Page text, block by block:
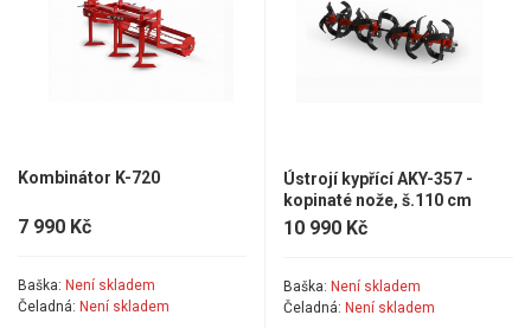
Vertikutátory
Kultivátory
Vysavače a foukače
Elektrocentrály
Štěpkovače a drtiče
Kombinátor K-720
7 990 Kč
Baška: Není skladem
Čeladná: Není skladem
Ústrojí kypřící AKY-357 -
kopinaté nože, š.110 cm
10 990 Kč
Baška: Není skladem
Čeladná: Není skladem